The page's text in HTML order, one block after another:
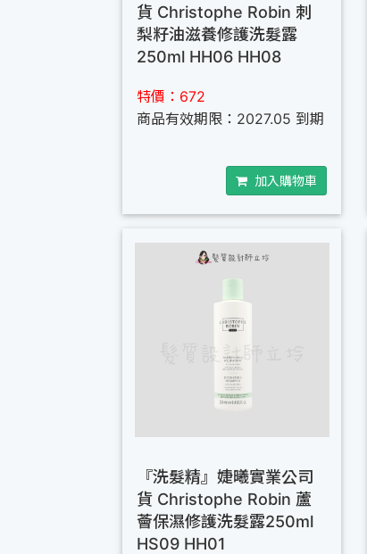
貨 Christophe Robin 刺
梨籽油滋養修護洗髮露
250ml HH06 HH08
特價：672
商品有效期限：2027.05 到期
加入購物車
『洗髮精』婕曦實業公司
貨 Christophe Robin 蘆
薈保濕修護洗髮露250ml
HS09 HH01